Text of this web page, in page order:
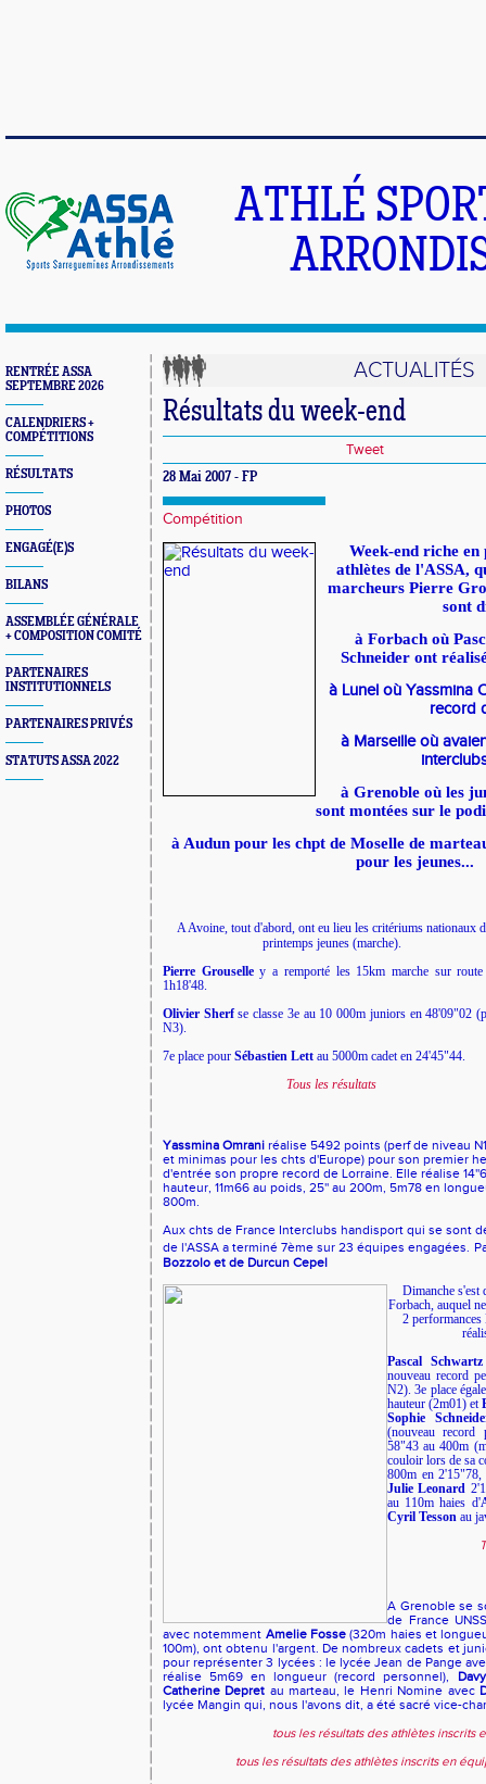
ATHLÉ
RENTRÉE ASSA
SEPTEMBRE 2026
CALENDRIERS +
COMPÉTITIONS
RÉSULTATS
PHOTOS
ENGAGÉ(E)S
BILANS
ASSEMBLÉE GÉNÉRALE
+ COMPOSITION COMITÉ
PARTENAIRES
INSTITUTIONNELS
PARTENAIRES PRIVÉS
STATUTS ASSA 2022
ACTUALITÉS
Résultats du week-end
Tweet
28 Mai 2007 - FP
Compétition
Week-end riche
athlètes de l'ASSA,
marcheurs Pierre
sont
à Forbach où
Schneider ont
à Lunel où Yassmina
record
à Marseille où
à Grenoble où les
sont montées sur le
à Audun pour les chpt de Moselle de
pour les jeunes...
A Avoine, tout d'abord, ont eu lieu les critériums nationaux
printemps jeunes (marche).
Pierre Grouselley a remporté les 15km marche sur route
1h18'48.
Olivier Sherfse classe 3e au 10 000m juniors en 48'09"02
N3).
7e place pour Sébastien Lett au 5000m cadet en 24'45"44.
Tous les résultats
Yassmina Omrani réalise 5492 points (perf de niveau N1
et minimas pour les chts d'Europe) pour son premier
d'entrée son propre record de Lorraine. Elle réalise
hauteur, 11m66 au poids, 25'' au 200m, 5m78 en
800m.
Aux chts de France Interclubs handisport qui se sont
de l'ASSA a terminé 7ème sur 23 équipes engagées.
Bozzolo et de Durcun Cepel
Dimanche s'est
Forbach, auquel
2 performances
Pascal Schwartz
nouveau record
N2). 3e place
hauteur (2m01) et
Sophie
(nouveau record
58"43 au 400m
couloir lors de sa
800m en
Julie Leonard
au 110m haies d'
Cyril Tesson au
A Grenoble se
de France
avec notemment Amelie Fosse (320m haies et
100m), ont obtenu l'argent. De nombreux cadets et
pour représenter 3 lycées : le lycée Jean de Pange
réalise 5m69 en longueur (record personnel),
Catherine Depret au marteau, le Henri Nomine avec
lycée Mangin qui, nous l'avons dit, a été sacré vice-
tous les résultats des athlètes inscrits
tous les résultats des athlètes inscrits en